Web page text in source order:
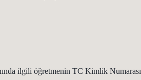
ilgili öğretmenin TC Kimlik Numarası